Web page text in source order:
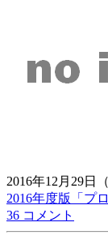
2016年12月29日（
2016年度版「プ
36 コメント